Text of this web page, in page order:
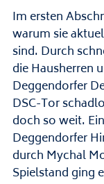
Im ersten
warum sie
sind. Durch
die Hausherren
Deggendorfer
DSC-Tor
doch so weit.
Deggendorfer
durch Mychal
Spielstand ging